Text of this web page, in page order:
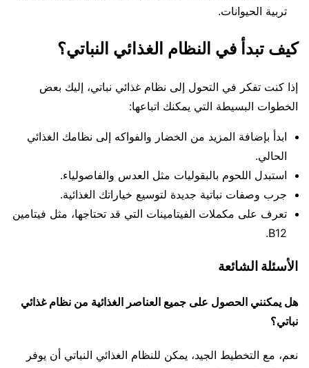
تربية الحيوانات.
كيف تبدأ في النظام الغذائي النباتي؟
إذا كنت تفكر في التحول إلى نظام غذائي نباتي، إليك بعض
الخطوات البسيطة التي يمكنك اتباعها:
ابدأ بإضافة المزيد من الخضار والفواكه إلى نظامك الغذائي
الحالي.
استبدل اللحوم بالبقوليات مثل العدس والفاصولياء.
جرب وصفات نباتية جديدة لتوسيع خياراتك الغذائية.
تعرف على مكملات الفيتامينات التي قد تحتاجها، مثل فيتامين
B12.
الأسئلة الشائعة
هل يمكنني الحصول على جميع العناصر الغذائية من نظام غذائي
نباتي؟
نعم، مع التخطيط الجيد، يمكن للنظام الغذائي النباتي أن يوفر